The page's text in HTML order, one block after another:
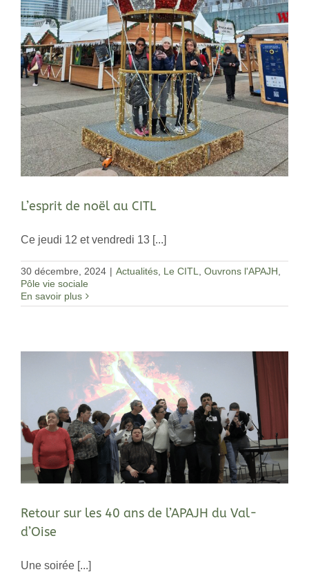
L’esprit de noël au CITL
Ce jeudi 12 et vendredi 13 [...]
30 décembre, 2024 | Actualités, Le CITL, Ouvrons l'APAJH,
Pôle vie sociale
En savoir plus
Retour sur les 40 ans de l’APAJH du Val-
d’Oise
Une soirée [...]